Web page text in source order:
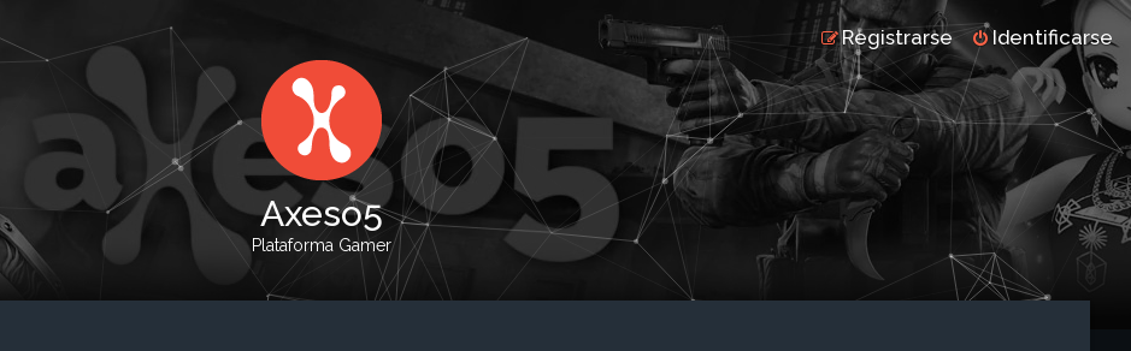
Identificarse
Registrarse
Axeso5
Plataforma Gamer